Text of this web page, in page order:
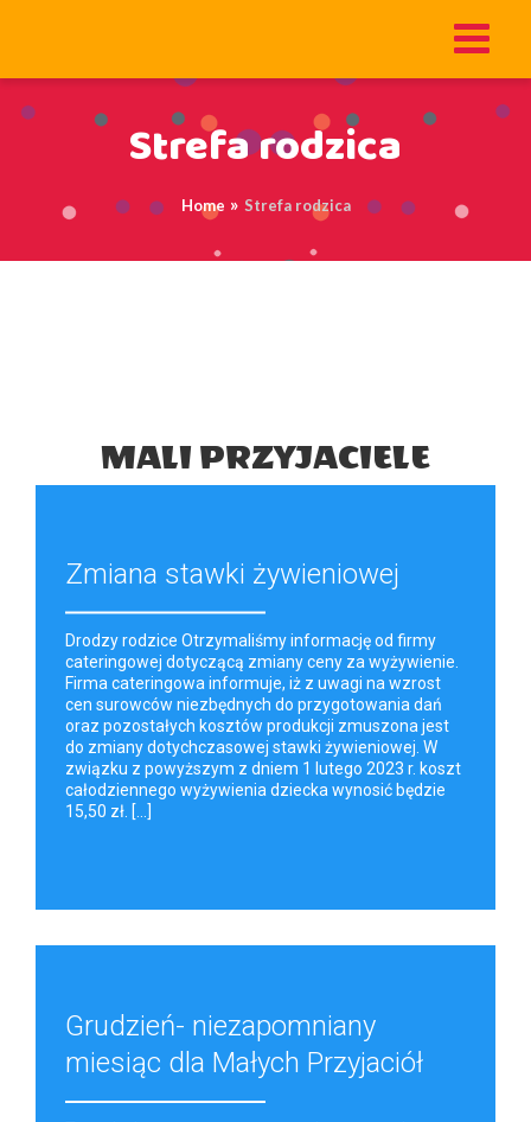
Strefa rodzica
Home Strefa rodzica
MALI PRZYJACIELE
Zmiana stawki żywieniowej
Drodzy rodzice Otrzymaliśmy informację od firmy
cateringowej dotyczącą zmiany ceny za wyżywienie.
Firma cateringowa informuje, iż z uwagi na wzrost
cen surowców niezbędnych do przygotowania dań
oraz pozostałych kosztów produkcji zmuszona jest
do zmiany dotychczasowej stawki żywieniowej. W
związku z powyższym z dniem 1 lutego 2023 r. koszt
całodziennego wyżywienia dziecka wynosić będzie
15,50 zł. [...]
Grudzień- niezapomniany
miesiąc dla Małych Przyjaciół